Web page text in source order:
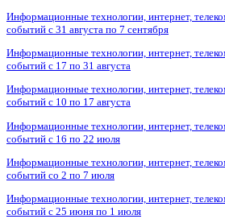
Информационные технологии, интернет,
событий с 31 августа по 7 сентября
Информационные технологии, интернет,
событий с 17 по 31 августа
Информационные технологии, интернет,
событий с 10 по 17 августа
Информационные технологии, интернет,
событий с 16 по 22 июля
Информационные технологии, интернет,
событий со 2 по 7 июля
Информационные технологии, интернет,
событий с 25 июня по 1 июля